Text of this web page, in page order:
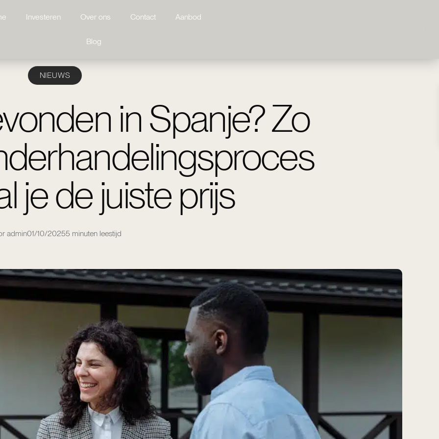
Investeren Over ons Contact Aanbod
Blog
NIEUWS
in Spanje? Zo
je de juiste prijs
admin01/10/20255 minuten leestijd